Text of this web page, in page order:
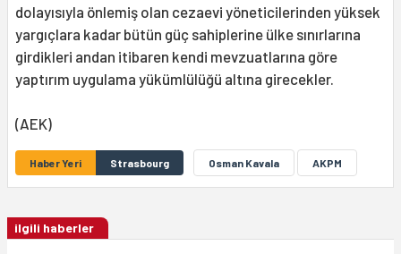
dolayısıyla önlemiş olan cezaevi yöneticilerinden yüksek
yargıçlara kadar bütün güç sahiplerine ülke sınırlarına
girdikleri andan itibaren kendi mevzuatlarına göre
yaptırım uygulama yükümlülüğü altına girecekler.
(AEK)
Haber Yeri Strasbourg Osman Kavala AKPM
ilgili haberler